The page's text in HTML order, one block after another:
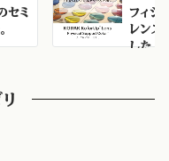
セミ
フィジ
レンズ
した！